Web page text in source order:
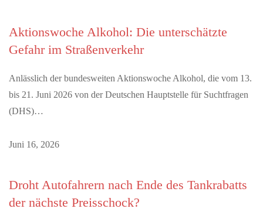
Aktionswoche Alkohol: Die unterschätzte
Gefahr im Straßenverkehr
Anlässlich der bundesweiten Aktionswoche Alkohol, die vom 13.
bis 21. Juni 2026 von der Deutschen Hauptstelle für Suchtfragen
(DHS)…
Juni 16, 2026
Droht Autofahrern nach Ende des Tankrabatts
der nächste Preisschock?